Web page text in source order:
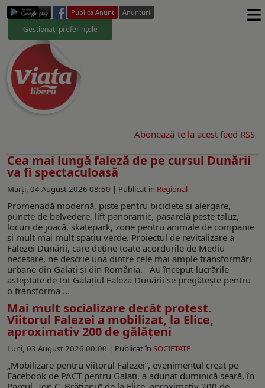
Publica Anunt Anunturi
Gestionați preferințele ≡
Abonează-te la acest feed RSS
Cea mai lungă faleză de pe cursul Dunării
va fi spectaculoasă
Marți, 04 August 2026 08:50 | Publicat în Regional
Promenadă modernă, piste pentru biciclete și alergare,
puncte de belvedere, lift panoramic, pasarelă peste taluz,
locuri de joacă, skatepark, zone pentru animale de companie
și mult mai mult spațiu verde. Proiectul de revitalizare a
Falezei Dunării, care deține toate acordurile de Mediu
necesare, ne descrie una dintre cele mai ample transformări
urbane din Galați și din România. Au început lucrările
așteptate de tot Galațiul Faleza Dunării se pregătește pentru
o transforma ...
Mai mult socializare decât protest.
Viitorul Falezei a mobilizat, la Elice,
aproximativ 200 de gălăţeni
Luni, 03 August 2026 00:00 | Publicat în SOCIETATE
„Mobilizare pentru viitorul Falezei”, evenimentul creat pe
Facebook de PACT pentru Galaţi, a adunat duminică seară, în